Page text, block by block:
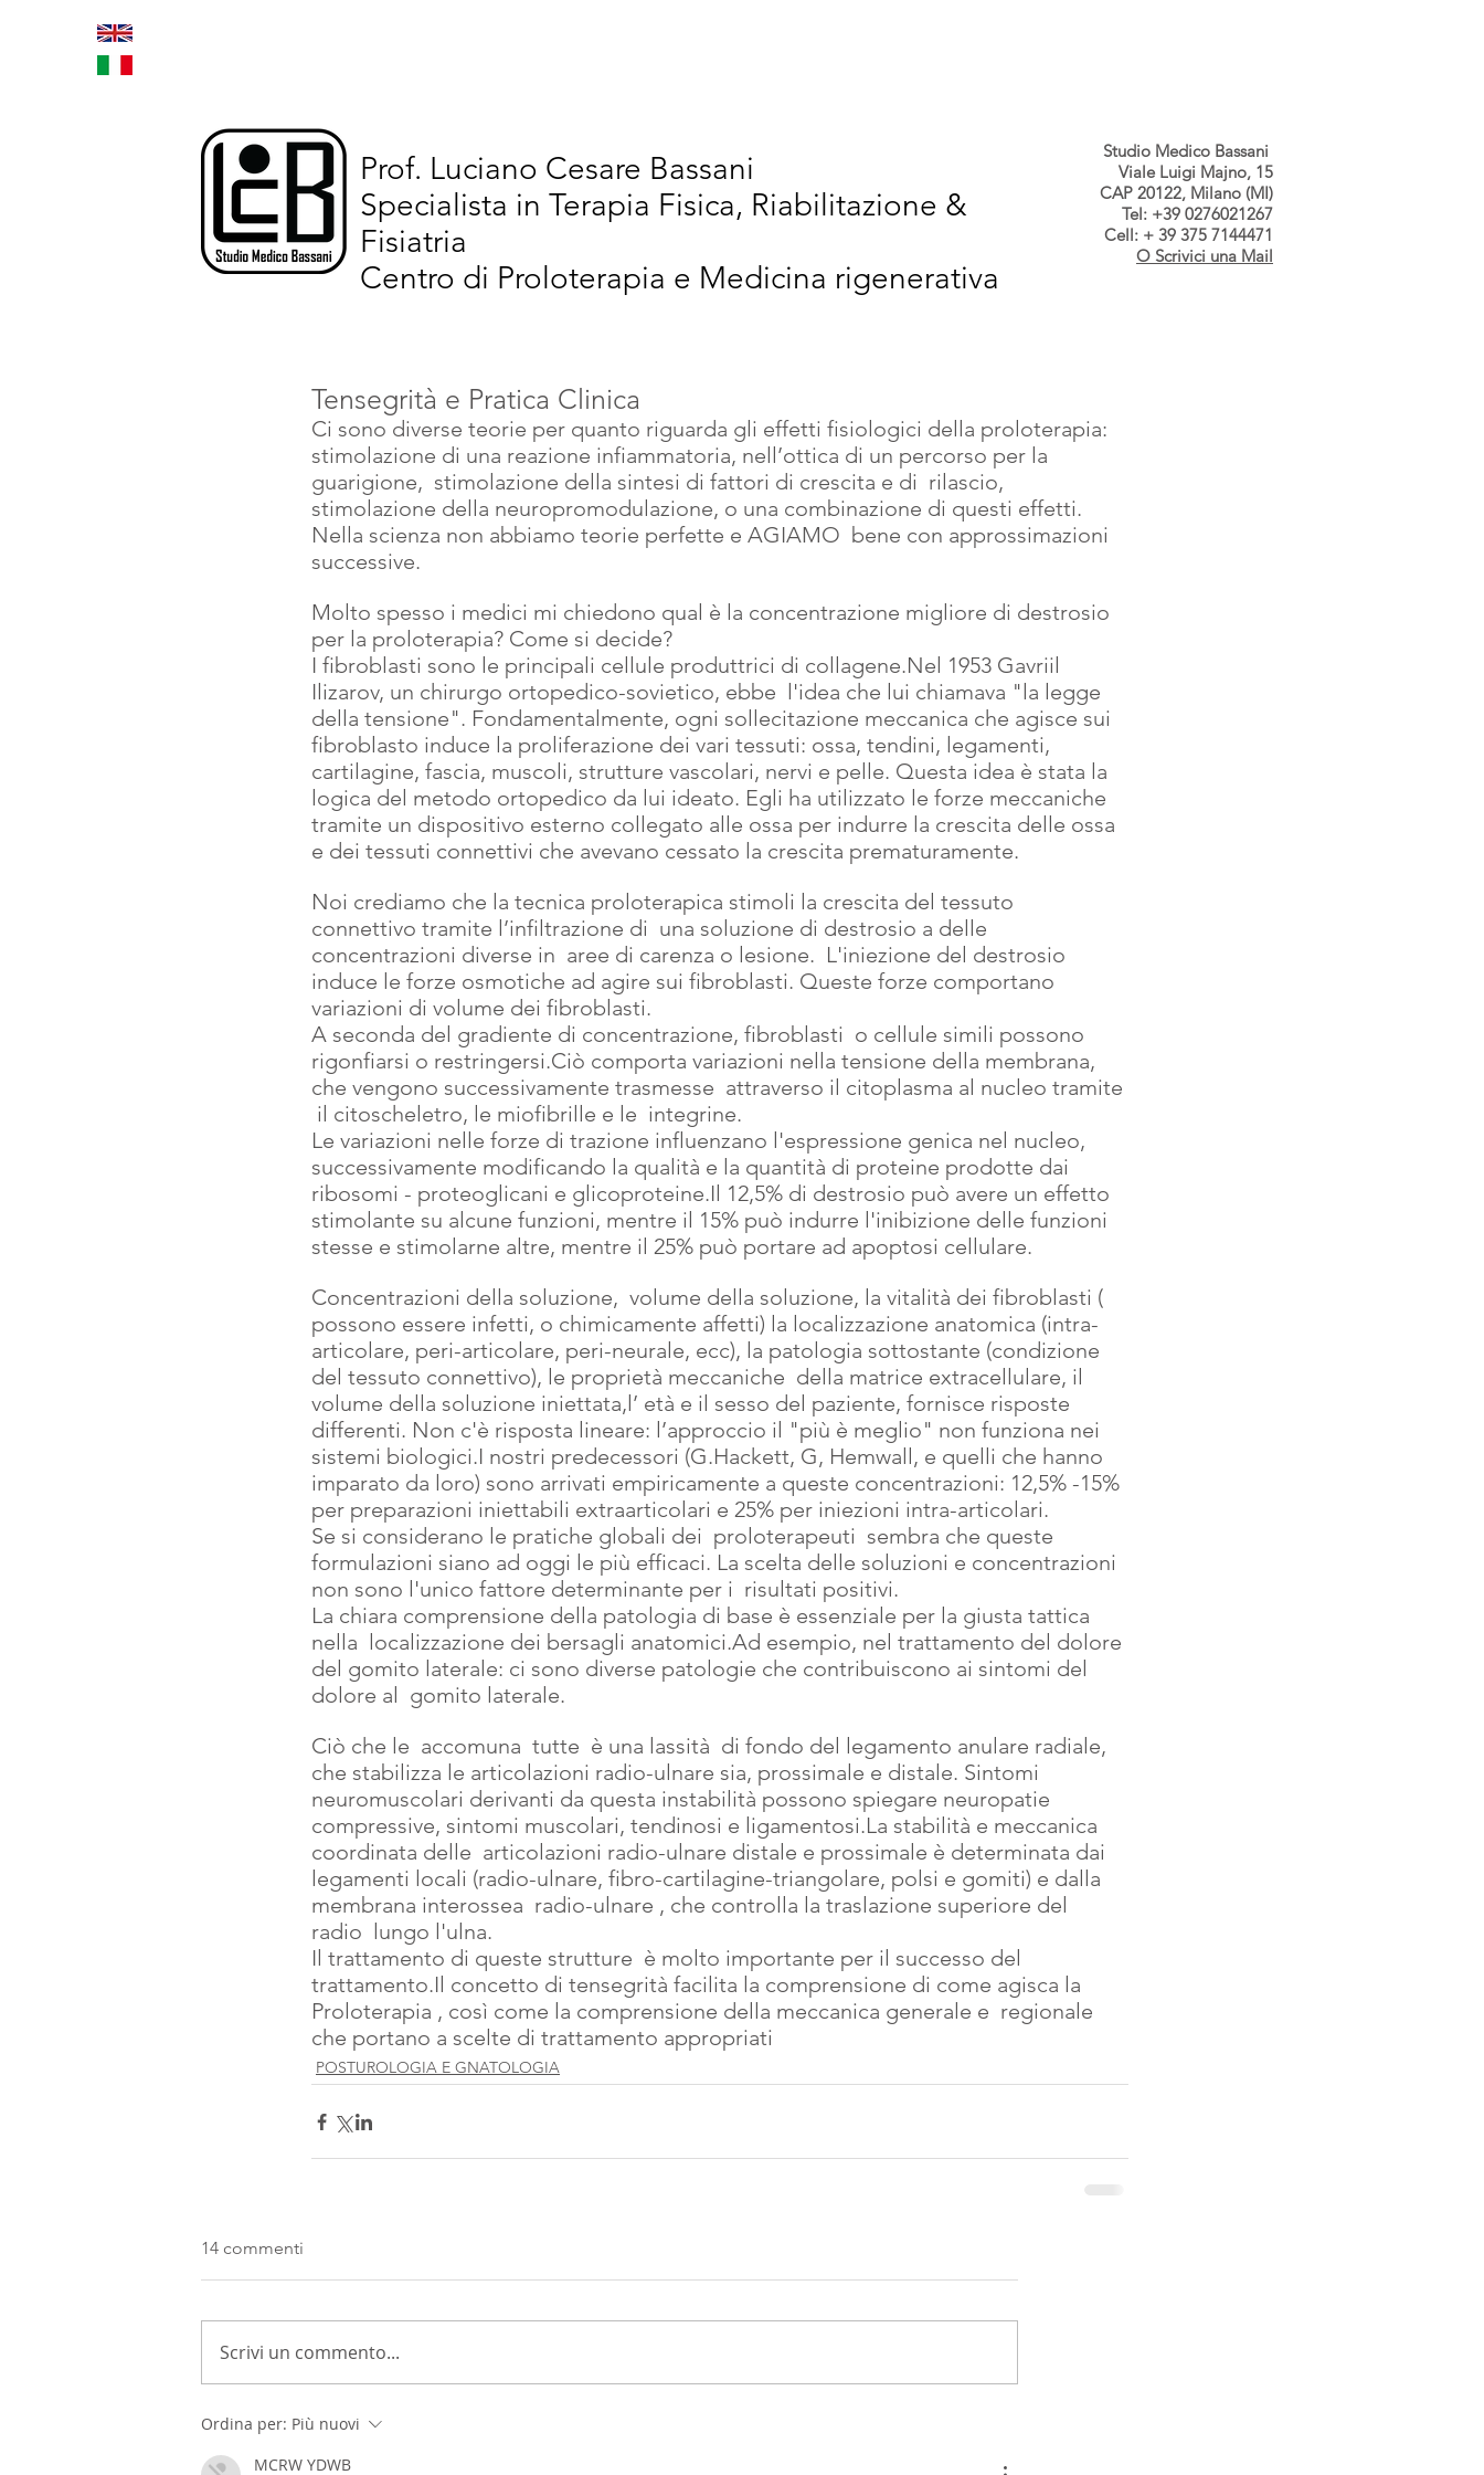
Prof. Luciano Cesare Bassani
Specialista in Terapia Fisica, Riabilitazione &
Fisiatria
Centro di Proloterapia e Medicina rigenerativa
Studio Medico Bassani
Viale Luigi Majno, 15
CAP 20122, Milano (MI)
Tel: +39 0276021267
Cell: + 39 375 7144471
O Scrivici una Mail
Tensegrità e Pratica Clinica
Ci sono diverse teorie per quanto riguarda gli effetti fisiologici della proloterapia:
stimolazione di una reazione infiammatoria, nell’ottica di un percorso per la
guarigione,  stimolazione della sintesi di fattori di crescita e di  rilascio,
stimolazione della neuropromodulazione, o una combinazione di questi effetti.
Nella scienza non abbiamo teorie perfette e AGIAMO  bene con approssimazioni
successive.
Molto spesso i medici mi chiedono qual è la concentrazione migliore di destrosio
per la proloterapia? Come si decide?
I fibroblasti sono le principali cellule produttrici di collagene.Nel 1953 Gavriil
Ilizarov, un chirurgo ortopedico-sovietico, ebbe  l'idea che lui chiamava "la legge
della tensione". Fondamentalmente, ogni sollecitazione meccanica che agisce sui
fibroblasto induce la proliferazione dei vari tessuti: ossa, tendini, legamenti,
cartilagine, fascia, muscoli, strutture vascolari, nervi e pelle. Questa idea è stata la
logica del metodo ortopedico da lui ideato. Egli ha utilizzato le forze meccaniche
tramite un dispositivo esterno collegato alle ossa per indurre la crescita delle ossa
e dei tessuti connettivi che avevano cessato la crescita prematuramente.
Noi crediamo che la tecnica proloterapica stimoli la crescita del tessuto
connettivo tramite l’infiltrazione di  una soluzione di destrosio a delle
concentrazioni diverse in  aree di carenza o lesione.  L'iniezione del destrosio
induce le forze osmotiche ad agire sui fibroblasti. Queste forze comportano
variazioni di volume dei fibroblasti.
A seconda del gradiente di concentrazione, fibroblasti  o cellule simili possono
rigonfiarsi o restringersi.Ciò comporta variazioni nella tensione della membrana,
che vengono successivamente trasmesse  attraverso il citoplasma al nucleo tramite
il citoscheletro, le miofibrille e le  integrine.
Le variazioni nelle forze di trazione influenzano l'espressione genica nel nucleo,
successivamente modificando la qualità e la quantità di proteine prodotte dai
ribosomi - proteoglicani e glicoproteine.Il 12,5% di destrosio può avere un effetto
stimolante su alcune funzioni, mentre il 15% può indurre l'inibizione delle funzioni
stesse e stimolarne altre, mentre il 25% può portare ad apoptosi cellulare.
Concentrazioni della soluzione,  volume della soluzione, la vitalità dei fibroblasti (
possono essere infetti, o chimicamente affetti) la localizzazione anatomica (intra-
articolare, peri-articolare, peri-neurale, ecc), la patologia sottostante (condizione
del tessuto connettivo), le proprietà meccaniche  della matrice extracellulare, il
volume della soluzione iniettata,l’ età e il sesso del paziente, fornisce risposte
differenti. Non c'è risposta lineare: l’approccio il "più è meglio" non funziona nei
sistemi biologici.I nostri predecessori (G.Hackett, G, Hemwall, e quelli che hanno
imparato da loro) sono arrivati empiricamente a queste concentrazioni: 12,5% -15%
per preparazioni iniettabili extraarticolari e 25% per iniezioni intra-articolari.
Se si considerano le pratiche globali dei  proloterapeuti  sembra che queste
formulazioni siano ad oggi le più efficaci. La scelta delle soluzioni e concentrazioni
non sono l'unico fattore determinante per i  risultati positivi.
La chiara comprensione della patologia di base è essenziale per la giusta tattica
nella  localizzazione dei bersagli anatomici.Ad esempio, nel trattamento del dolore
del gomito laterale: ci sono diverse patologie che contribuiscono ai sintomi del
dolore al  gomito laterale.
Ciò che le  accomuna  tutte  è una lassità  di fondo del legamento anulare radiale,
che stabilizza le articolazioni radio-ulnare sia, prossimale e distale. Sintomi
neuromuscolari derivanti da questa instabilità possono spiegare neuropatie
compressive, sintomi muscolari, tendinosi e ligamentosi.La stabilità e meccanica
coordinata delle  articolazioni radio-ulnare distale e prossimale è determinata dai
legamenti locali (radio-ulnare, fibro-cartilagine-triangolare, polsi e gomiti) e dalla
membrana interossea  radio-ulnare , che controlla la traslazione superiore del
radio  lungo l'ulna.
Il trattamento di queste strutture  è molto importante per il successo del
trattamento.Il concetto di tensegrità facilita la comprensione di come agisca la
Proloterapia , così come la comprensione della meccanica generale e  regionale
che portano a scelte di trattamento appropriati
POSTUROLOGIA E GNATOLOGIA
14 commenti
Scrivi un commento...
Ordina per: Più nuovi
MCRW YDWB